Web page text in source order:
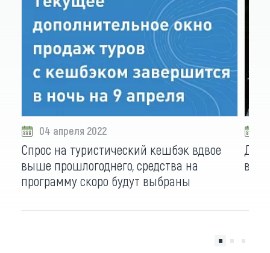
04 апреля 2022
Спрос на туристический кешбэк вдвое
выше прошлогоднего, средства на
программу скоро будут выбраны